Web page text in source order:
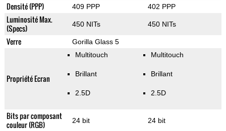
Densité (PPP) 409 PPP 402 PPP
Luminosité Max.
(Specs)
450 NITs 450 NITs
Verre Gorilla Glass 5
Propriété Ecran
Multitouch
Brillant
2.5D
Multitouch
Brillant
2.5D
Bits par composant
couleur (RGB)
24 bit 24 bit